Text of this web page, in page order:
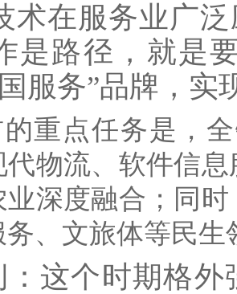
术在服务业广
是路径，就是
服务”品牌，实
的重点任务是，
代物流、软件信
业深度融合；同
、文旅体等民
：这个时期格